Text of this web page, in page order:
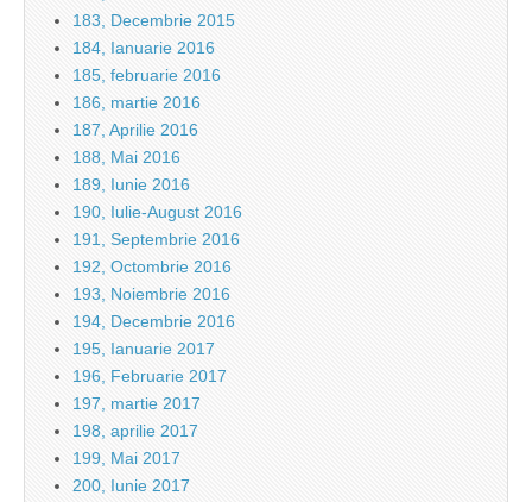
183, Decembrie 2015
184, Ianuarie 2016
185, februarie 2016
186, martie 2016
187, Aprilie 2016
188, Mai 2016
189, Iunie 2016
190, Iulie-August 2016
191, Septembrie 2016
192, Octombrie 2016
193, Noiembrie 2016
194, Decembrie 2016
195, Ianuarie 2017
196, Februarie 2017
197, martie 2017
198, aprilie 2017
199, Mai 2017
200, Iunie 2017